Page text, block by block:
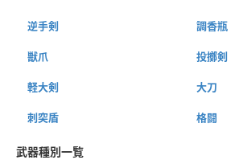
逆手剣 調香瓶
獣爪 投擲剣
軽大剣 大刀
刺突盾 格闘
武器種別一覧